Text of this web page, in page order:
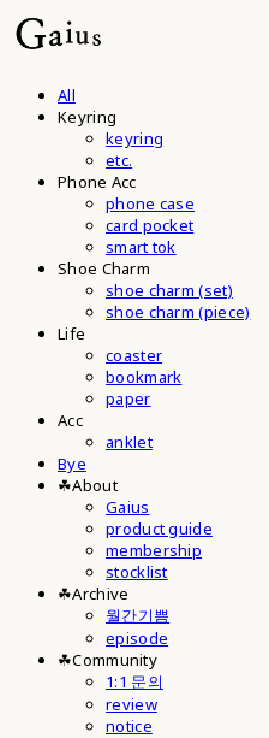
All
Keyring
keyring
etc.
Phone Acc
phone case
card pocket
smart tok
Shoe Charm
shoe charm (set)
shoe charm (piece)
Life
coaster
bookmark
paper
Acc
anklet
Bye
☘︎About
Gaius
product guide
membership
stocklist
☘︎Archive
월간기쁨
episode
☘︎Community
1:1 문의
review
notice